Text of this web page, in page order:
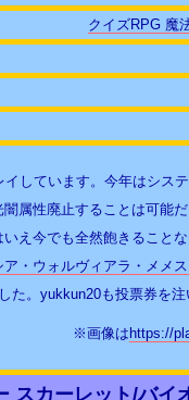
クイズRPG 魔
しています。今年はシス
属性廃止することは可能
え今でも全然飽きること
・ウォルヴィアラ・メメ
。yukkun20も投票券を
※画像は https://
スカーレット/バイ